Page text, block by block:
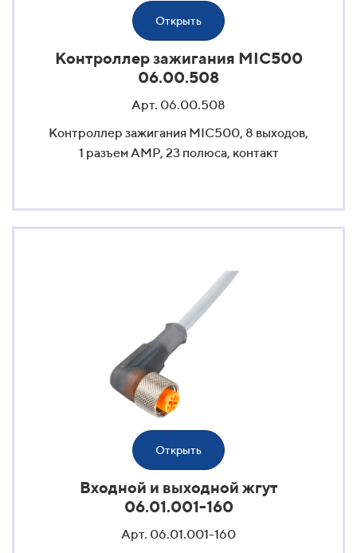
Открыть
Контроллер зажигания MIC500
06.00.508
Арт. 06.00.508
Контроллер зажигания MIC500, 8 выходов,
1 разъем AMP, 23 полюса, контакт
Открыть
Входной и выходной жгут
06.01.001-160
Арт. 06.01.001-160